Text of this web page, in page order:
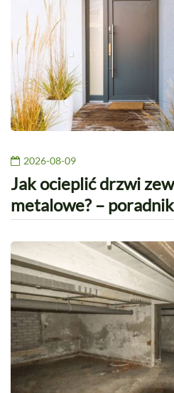
2026-08-09
Jak ocieplić drzwi
metalowe? –